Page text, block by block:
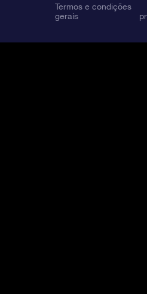
Termos e condições
gerais